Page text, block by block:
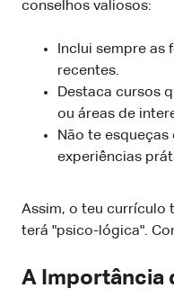
conselhos valiosos:
Inclui sempre as
recentes.
Destaca cursos
ou áreas de
Não te
experiências
Assim, o teu currículo
terá "psico-lógica".
A Importância